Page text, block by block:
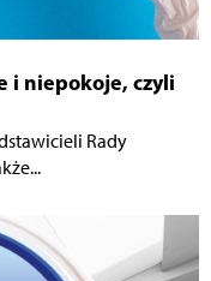
i niepokoje, czyli
Rady